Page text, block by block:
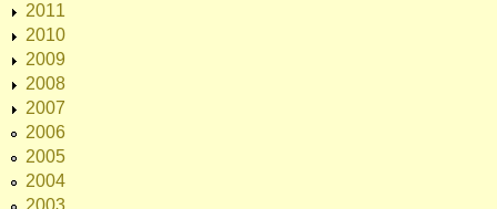
2011
2010
2009
2008
2007
2006
2005
2004